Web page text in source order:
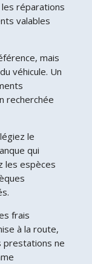
réparations
valables
mais
véhicule. Un
recherchée
le
qui
les espèces
frais
à la route,
prestations ne